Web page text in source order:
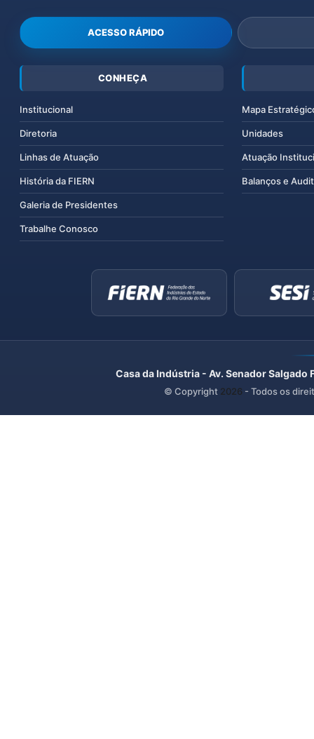
ACESSO RÁPIDO
CONHEÇA
Institucional
Diretoria
Linhas de Atuação
História da FIERN
Galeria de Presidentes
Trabalhe Conosco
Mapa
Unidades
Atuação
Balanços e
Casa da Indústria - Av. Senador
© Copyright 2026 - Todos os